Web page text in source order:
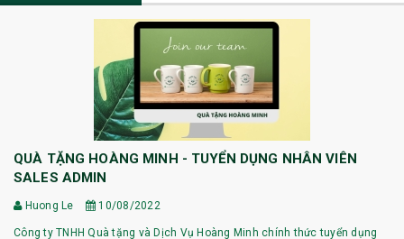
QUÀ TẶNG HOÀNG MINH - TUYỂN DỤNG NHÂN VIÊN
SALES ADMIN
Huong Le 10/08/2022
Công ty TNHH Quà tặng và Dịch Vụ Hoàng Minh chính thức tuyển dụng